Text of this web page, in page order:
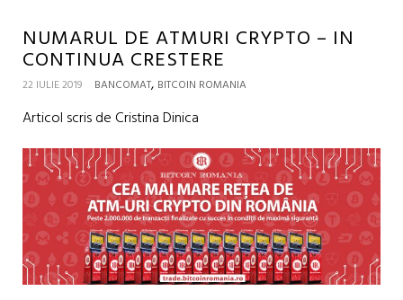
NUMARUL DE ATMURI CRYPTO – IN
CONTINUA CRESTERE
22 IULIE 2019 BANCOMAT, BITCOIN ROMANIA
Articol scris de Cristina Dinica